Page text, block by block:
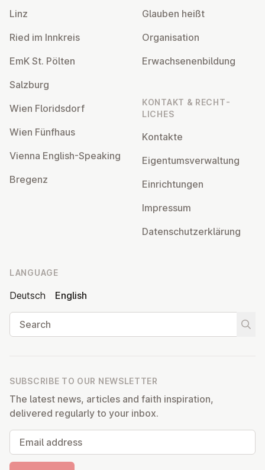
Linz
Ried im Innkreis
EmK St. Pölten
Salzburg
Wien Flor­idsdorf
Wien Fünfhaus
Vienna English-Speaking
Bregenz
Glauben heißt
Or­gan­isa­tion
Er­wach­sen­en­bildung
KONTAKT & RECHT­
LICHES
Kontakte
Ei­gentums­ver­wal­tung
Ein­rich­tun­gen
Impressum
Datens­chutzerklärung
LANGUAGE
Deutsch
English
Search
SUBSCRIBE TO OUR NEWSLETTER
The latest news, articles and faith inspiration,
delivered regularly to your inbox.
Email address